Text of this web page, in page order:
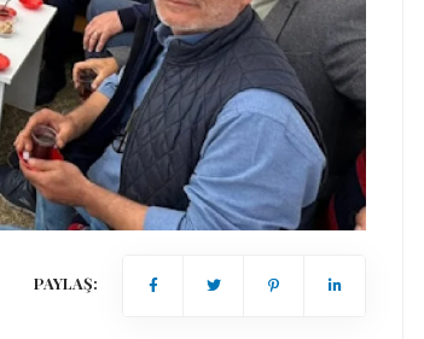
PAYLAŞ: